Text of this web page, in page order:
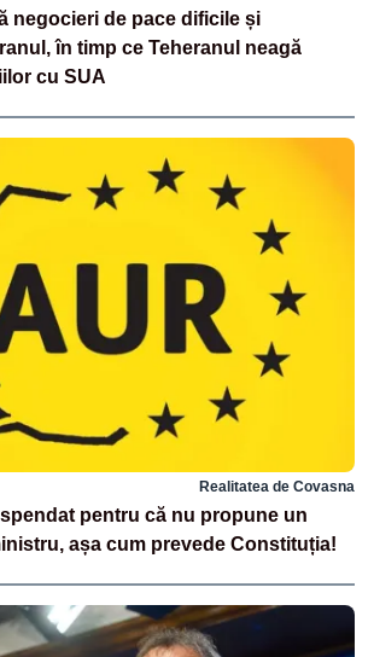
negocieri de pace dificile și
în timp ce Teheranul neagă
cu SUA
Realitatea de Covasna
pentru că nu propune un
așa cum prevede Constituția!